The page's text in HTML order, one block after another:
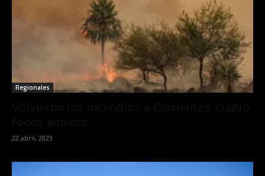
Regionales
22 abril, 2023